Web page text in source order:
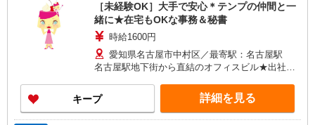
［未経験OK］大手で安心＊テンプの仲間と一
緒に★在宅もOKな事務＆秘書
時給1600円
愛知県名古屋市中村区／最寄駅：名古屋駅
名古屋駅地下街から直結のオフィスビル★出社の
キープ 詳細を見る